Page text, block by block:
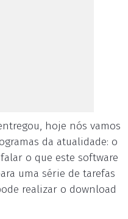
hoje nós vamos
da atualidade: o
o que este software
uma série de tarefas
realizar o download